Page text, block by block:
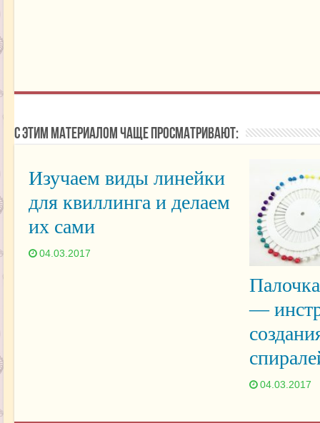
С этим материалом чаще просматривают:
Изучаем виды линейки
для квиллинга и делаем
их сами
04.03.2017
—
04.03.2017